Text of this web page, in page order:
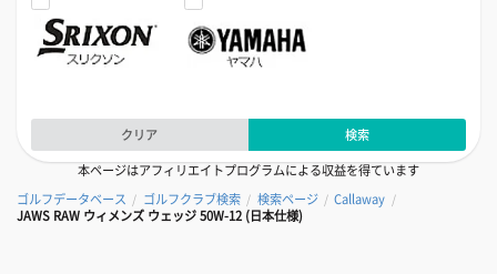
クリア
検索
本ページはアフィリエイトプログラムによる収益を得ています
ゴルフデータベース / ゴルフクラブ検索 / 検索ページ / Callaway /
JAWS RAW ウィメンズ ウェッジ 50W-12 (日本仕様)